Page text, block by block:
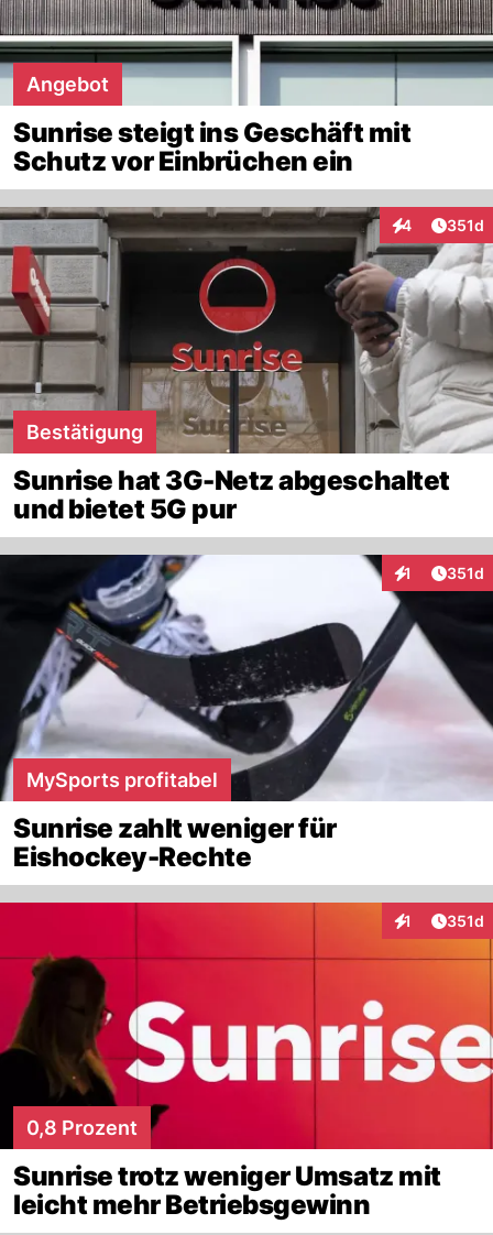
Angebot
Sunrise steigt ins Geschäft mit
Schutz vor Einbrüchen ein
4
Interaktionen
351d
Bestätigung
Sunrise hat 3G-Netz abgeschaltet
und bietet 5G pur
1
Interaktionen
351d
MySports profitabel
Sunrise zahlt weniger für
Eishockey-Rechte
1
Interaktionen
351d
0,8 Prozent
Sunrise trotz weniger Umsatz mit
leicht mehr Betriebsgewinn